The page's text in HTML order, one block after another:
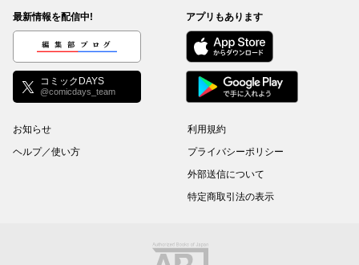
最新情報を配信中!
編集部ブログ
コミックDAYS
@comicdays_team
アプリもあります
お知らせ
ヘルプ／使い方
利用規約
プライバシーポリシー
外部送信について
特定商取引法の表示